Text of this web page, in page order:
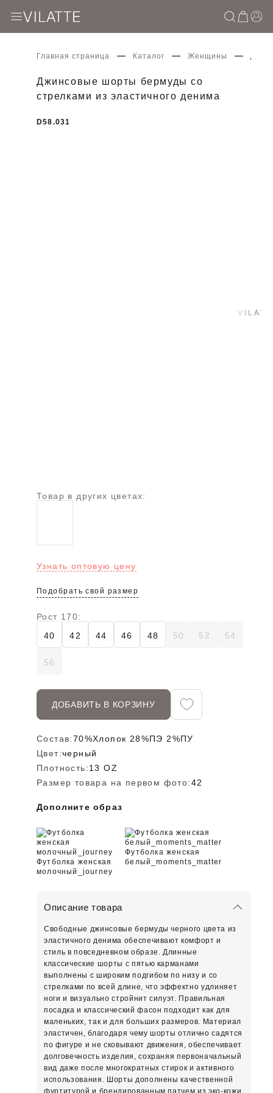
Главная страница Каталог Женщины
Джинсовые шорты бермуды со
стрелками из эластичного денима
D58.031
Товар в других цветах:
Узнать оптовую цену
Подобрать свой размер
Рост 170:
40
42 44 46 48 50 52 54
56
ДОБАВИТЬ В КОРЗИНУ
Состав:70%Хлопок 28%ПЭ 2%ПУ
Цвет:черный
Плотность:13 OZ
Размер товара на первом фото:42
Дополните образ
Футболка женская
молочный_journey
Футболка женская
белый_moments_matter
Описание товара
Свободные джинсовые бермуды черного цвета из
эластичного денима обеспечивают комфорт и
стиль в повседневном образе. Длинные
классические шорты с пятью карманами
выполнены с широким подгибом по низу и со
стрелками по всей длине, что эффектно удлиняет
ноги и визуально стройнит силуэт. Правильная
посадка и классический фасон подходит как для
маленьких, так и для больших размеров. Материал
эластичен, благодаря чему шорты отлично садятся
по фигуре и не сковывают движения, обеспечивает
долговечность изделия, сохраняя первоначальный
вид даже после многократных стирок и активного
использования. Шорты дополнены качественной